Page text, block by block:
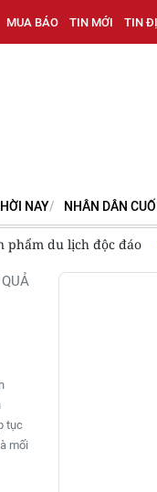
MUA BÁO TIN MỚI TIN
NAY NHÂN DÂN
phẩm du lịch độc đáo
tục
mối